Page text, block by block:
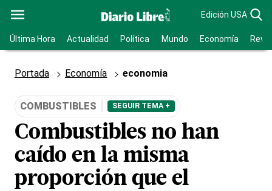
Edición USA
Última Hora Actualidad Política Mundo Economía
Portada Economía economia
COMBUSTIBLES SEGUIR TEMA +
Combustibles no han
caído en la misma
proporción que el